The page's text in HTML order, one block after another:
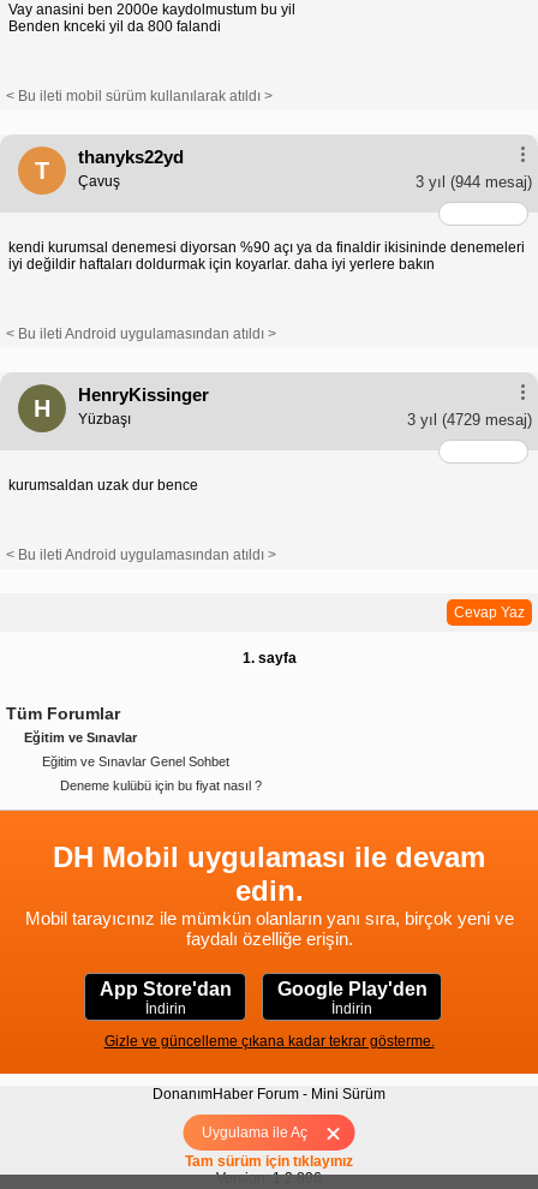
Uygulama ile Aç
Vay anasini ben 2000e kaydolmustum bu yil
Benden knceki yil da 800 falandi
< Bu ileti mobil sürüm kullanılarak atıldı >
T
thanyks22yd
3 yıl (944 mesaj)
Çavuş
kendi kurumsal denemesi diyorsan %90 açı ya da finaldir ikisininde denemeleri
iyi değildir haftaları doldurmak için koyarlar. daha iyi yerlere bakın
< Bu ileti Android uygulamasından atıldı >
H
HenryKissinger
3 yıl (4729 mesaj)
Yüzbaşı
kurumsaldan uzak dur bence
< Bu ileti Android uygulamasından atıldı >
Cevap Yaz
1. sayfa
Tüm Forumlar
Eğitim ve Sınavlar
Eğitim ve Sınavlar Genel Sohbet
Deneme kulübü için bu fiyat nasıl ?
DH Mobil uygulaması ile devam
edin.
Mobil tarayıcınız ile mümkün olanların yanı sıra, birçok yeni ve
faydalı özelliğe erişin.
App Store'dan
İndirin
Google Play'den
İndirin
Gizle ve güncelleme çıkana kadar tekrar gösterme.
DonanımHaber Forum - Mini Sürüm
Hakkımızda|Yukarı
Tam sürüm için tıklayınız
Version: 1.2.896